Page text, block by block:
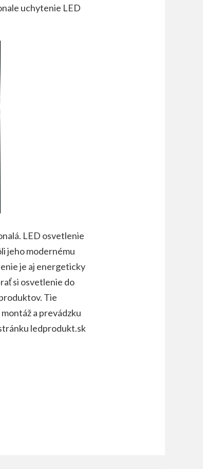
uchytenie LED
LED osvetlenie
jeho modernému
je aj energeticky
si osvetlenie do
Tie
a prevádzku
ledprodukt.sk